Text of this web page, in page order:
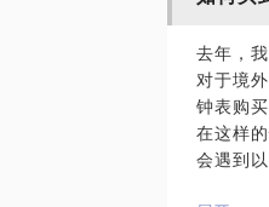
我们可
一是为
珍惜。
去年，
对于境
钟表购
在这样
会遇到